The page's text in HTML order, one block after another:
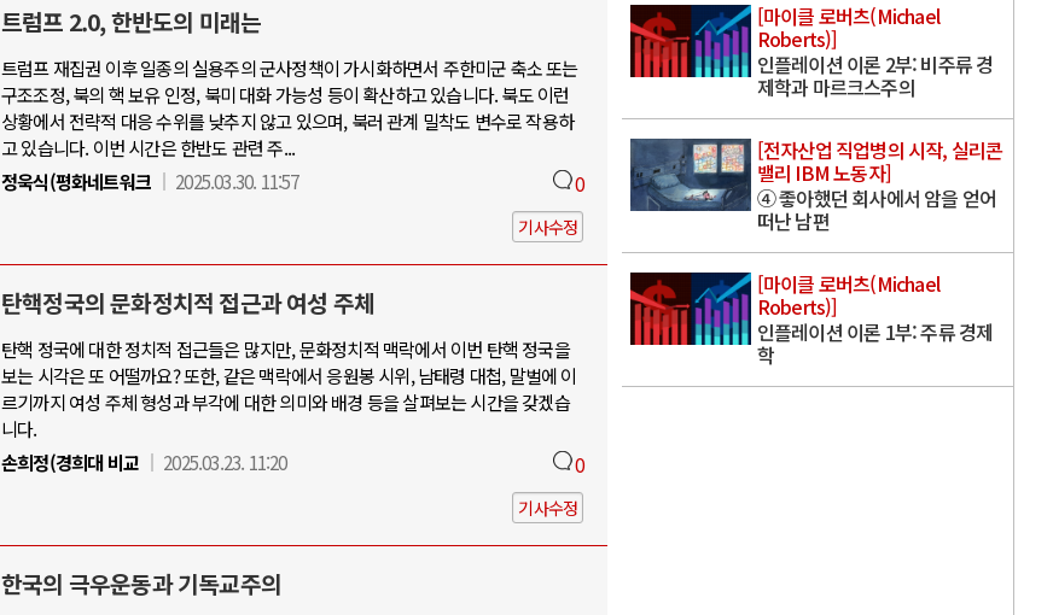
트럼프 2.0, 한반도의 미래는
트럼프 재집권 이후 일종의 실용주의 군사정책이 가시화하면서 주한미군 축소 또는
구조조정, 북의 핵 보유 인정, 북미 대화 가능성 등이 확산하고 있습니다. 북도 이런
상황에서 전략적 대응 수위를 낮추지 않고 있으며, 북러 관계 밀착도 변수로 작용하
고 있습니다. 이번 시간은 한반도 관련 주...
정욱식(평화네트워크
2025.03.30. 11:57 0
기사수정
탄핵정국의 문화정치적 접근과 여성 주체
탄핵 정국에 대한 정치적 접근들은 많지만, 문화정치적 맥락에서 이번 탄핵 정국을
보는 시각은 또 어떨까요? 또한, 같은 맥락에서 응원봉 시위, 남태령 대첩, 말벌에 이
르기까지 여성 주체 형성과 부각에 대한 의미와 배경 등을 살펴보는 시간을 갖겠습
니다.
손희정(경희대 비교
2025.03.23. 11:20 0
기사수정
한국의 극우운동과 기독교주의
[마이클 로버츠(Michael
Roberts)]
인플레이션 이론 2부: 비주류 경
제학과 마르크스주의
[전자산업 직업병의 시작, 실리콘
밸리 IBM 노동자]
④ 좋아했던 회사에서 암을 얻어
떠난 남편
[마이클 로버츠(Michael
Roberts)]
인플레이션 이론 1부: 주류 경제
학